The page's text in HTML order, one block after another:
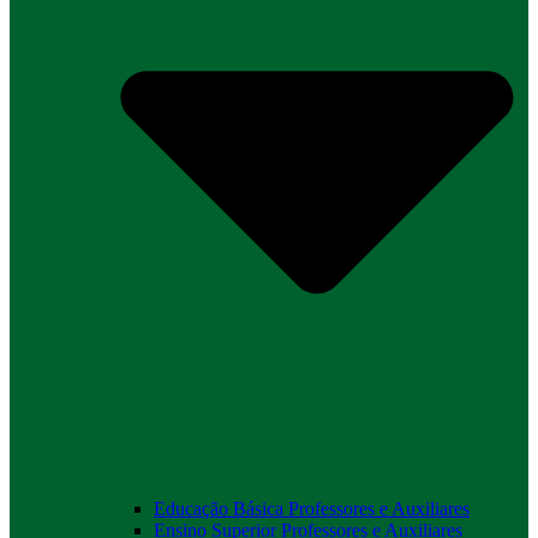
Educação Básica Professores e Auxiliares
Ensino Superior Professores e Auxiliares